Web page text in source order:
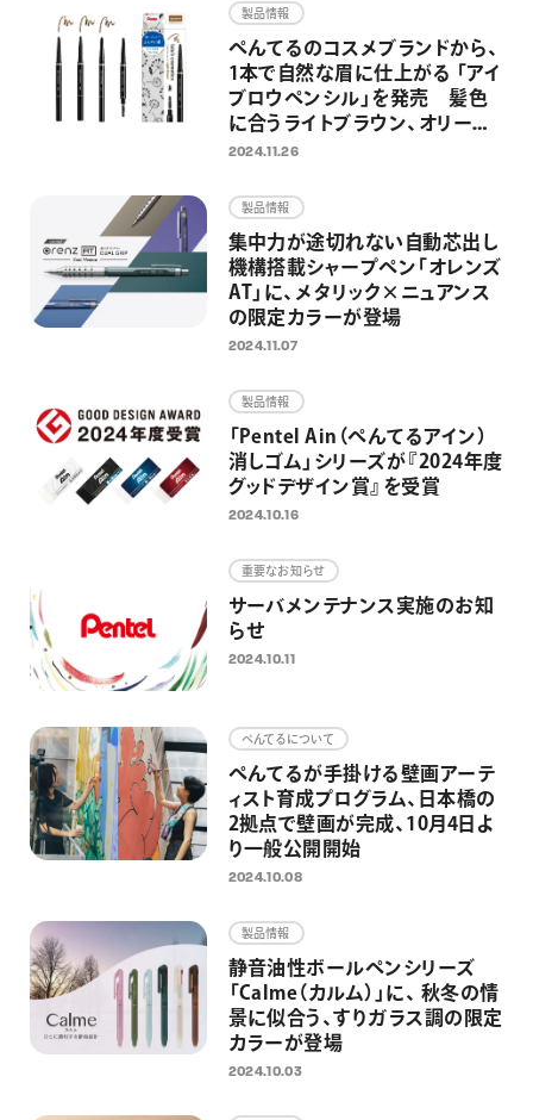
製品情報
ぺんてるのコスメブランドから、
1本で自然な眉に仕上がる 「アイ
ブロウペンシル」を発売 髪色
に合うライトブラウン、オリーブ
ブラウン、ダークブラウンの全3
2024.11.26
製品情報
集中力が途切れない自動芯出し
機構搭載シャープペン「オレンズ
AT」に、メタリック×ニュアンス
の限定カラーが登場
2024.11.07
製品情報
「Pentel Ain（ぺんてるアイン）
消しゴム」シリーズが『2024年度
グッドデザイン賞』を受賞
2024.10.16
重要なお知らせ
サーバメンテナンス実施のお知
らせ
2024.10.11
ぺんてるについて
ぺんてるが手掛ける壁画アーテ
ィスト育成プログラム、日本橋の
2拠点で壁画が完成、10月4日よ
り一般公開開始
2024.10.08
製品情報
静音油性ボールペンシリーズ
「Calme（カルム）」に、 秋冬の情
景に似合う、すりガラス調の限定
カラーが登場
2024.10.03